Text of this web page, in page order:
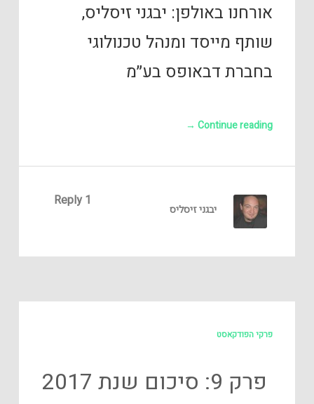
אורחנו באולפן: יבגני זיסליס,
שותף מייסד ומנהל טכנולוגי
בחברת דבאופס בע״מ
Continue reading
→
1 Reply
יבגני זיסליס
פרקי הפודקאסט
פרק 9: סיכום שנת 2017